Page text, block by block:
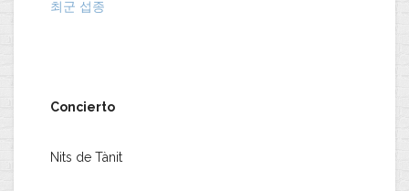
최군 섭종
Concierto
Nits de Tànit